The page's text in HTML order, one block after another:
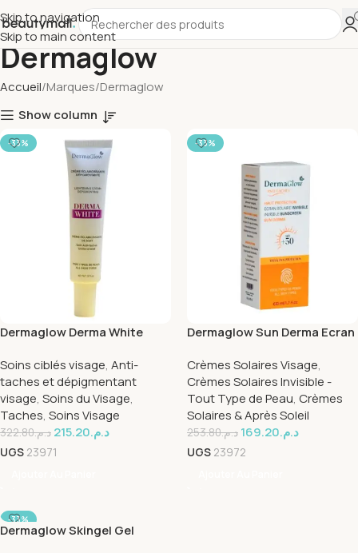
Skip to navigation
Skip to main content
Dermaglow
Accueil Marques Dermaglow
Show column
-33%
Dermaglow Derma White
Soins ciblés visage, Anti-
taches et dépigmentant
visage, Soins du Visage,
Taches, Soins Visage
د.م.322.80 د.م.215.20
UGS 23971
-33%
Dermaglow Sun Derma Ecran
Crèmes Solaires Visage,
Crèmes Solaires Invisible -
Tout Type de Peau, Crèmes
Solaires & Après Soleil
د.م.253.80 د.م.169.20
UGS 23972
-33%
Dermaglow Skingel Gel